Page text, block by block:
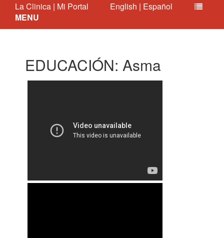
La Clinica | Mi Portal English | Español
MENU
EDUCACIÓN: Asma